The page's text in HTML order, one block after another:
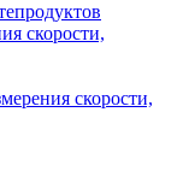
скорости,
скорости,